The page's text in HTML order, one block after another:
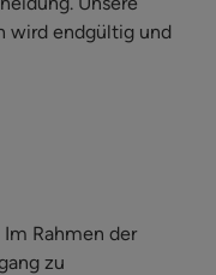
wird endgültig und
Im Rahmen der
zu